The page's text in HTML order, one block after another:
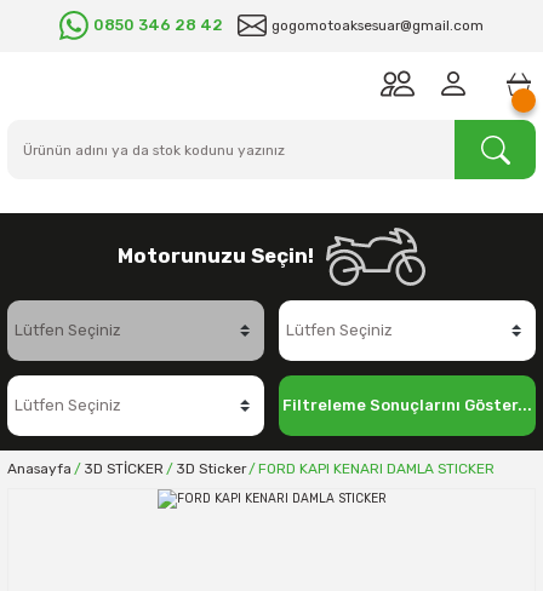
0850 346 28 42 gogomotoaksesuar@gmail.com
Motorunuzu Seçin!
Filtreleme Sonuçlarını Göster...
Anasayfa 3D STİCKER 3D Sticker FORD KAPI KENARI DAMLA STICKER